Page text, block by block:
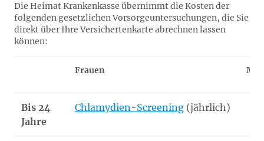
Die Heimat Krankenkasse übernimmt die Kosten der
folgenden gesetzlichen Vorsorgeuntersuchungen, die Sie
direkt über Ihre Versichertenkarte abrechnen lassen
können:
Frauen
Bis 24
Jahre
Chlamydien-Screening (jährlich)